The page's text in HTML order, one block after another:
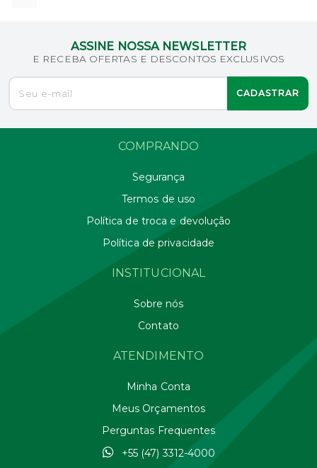
ASSINE NOSSA NEWSLETTER
E RECEBA OFERTAS E DESCONTOS EXCLUSIVOS
CADASTRAR
COMPRANDO
Segurança
Termos de uso
Política de troca e devolução
Política de privacidade
INSTITUCIONAL
Sobre nós
Contato
ATENDIMENTO
Minha Conta
Meus Orçamentos
Perguntas Frequentes
+55 (47) 3312-4000